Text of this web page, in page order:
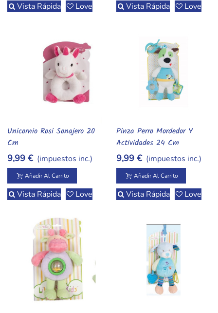
Vista Rápida
Love
Vista Rápida
Love
Añadir Al Carrito
Unicornio Rosi Sonajero 20
Cm
9,99 € (impuestos inc.)
Añadir Al Carrito
Vista Rápida Love
Añadir Al Carrito
Pinza Perro Mordedor Y
Actividades 24 Cm
9,99 € (impuestos inc.)
Añadir Al Carrito
Vista Rápida Love